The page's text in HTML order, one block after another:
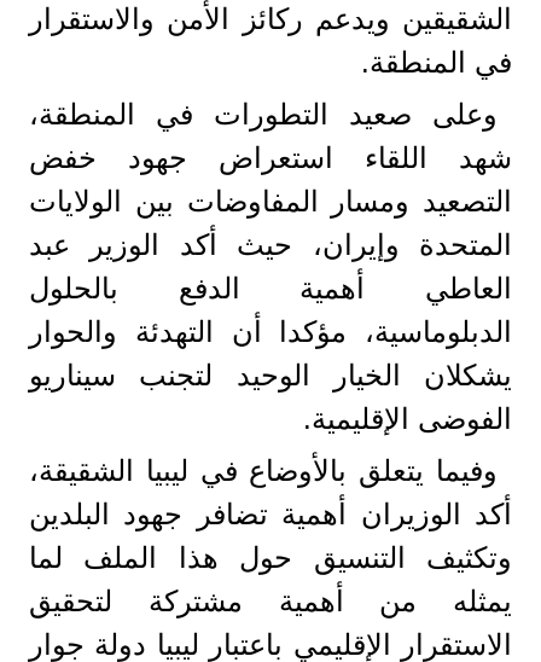
الشقيقين ويدعم ركائز الأمن والاستقرار
في المنطقة.
وعلى صعيد التطورات في المنطقة،
شهد اللقاء استعراض جهود خفض
التصعيد ومسار المفاوضات بين الولايات
المتحدة وإيران، حيث أكد الوزير عبد
العاطي أهمية الدفع بالحلول
الدبلوماسية، مؤكدا أن التهدئة والحوار
يشكلان الخيار الوحيد لتجنب سيناريو
الفوضى الإقليمية.
وفيما يتعلق بالأوضاع في ليبيا الشقيقة،
أكد الوزيران أهمية تضافر جهود البلدين
وتكثيف التنسيق حول هذا الملف لما
يمثله من أهمية مشتركة لتحقيق
الاستقرار الإقليمي باعتبار ليبيا دولة جوار